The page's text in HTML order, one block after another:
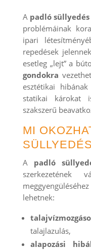
A padló süllyedés
problémáinak
ipari
repedések
esetleg „lejt” a
gondokra
esztétikai
statikai károkat
szakszerű
MI
A padló
szerkezetének
lehetnek:
talajlazulás,
alapozási